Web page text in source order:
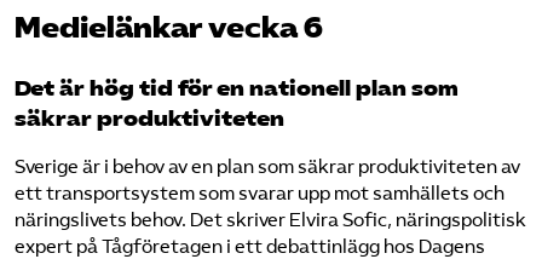
Medielänkar vecka 6
Det är hög tid för en nationell plan som
säkrar produktiviteten
Sverige är i behov av en plan som säkrar produktiviteten av
ett transportsystem som svarar upp mot samhällets och
näringslivets behov. Det skriver Elvira Sofic, näringspolitisk
expert på Tågföretagen i ett debattinlägg hos Dagens